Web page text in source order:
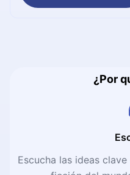
financiera que todos
¿Por
Escucha las ideas